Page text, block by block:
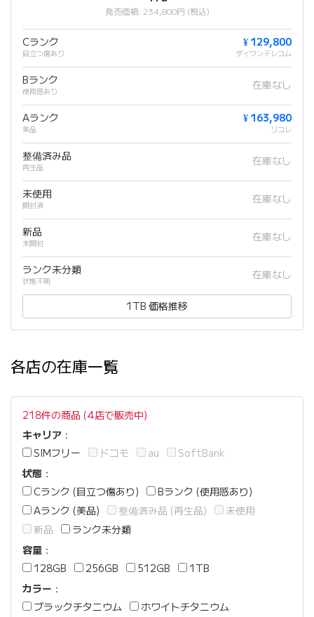
発売価格: 234,800円 (税込)
Cランク
目立つ傷あり
¥ 129,800
ダイワンテレコム
Bランク
使用感あり
在庫なし
Aランク
美品
¥ 163,980
リコレ
整備済み品
再生品
在庫なし
未使用
開封済
在庫なし
新品
未開封
在庫なし
ランク未分類
状態不明
在庫なし
1TB 価格推移
各店の在庫一覧
218件の商品 (4店で販売中)
キャリア ：
SIMフリー
ドコモ au
SoftBank
状態 ：
Cランク (目立つ傷あり)
Bランク (使用感あり)
Aランク (美品)
整備済み品 (再生品)
未使用
新品
ランク未分類
容量 ：
128GB
256GB 512GB
1TB
カラー ：
ブラックチタニウム
ホワイトチタニウム